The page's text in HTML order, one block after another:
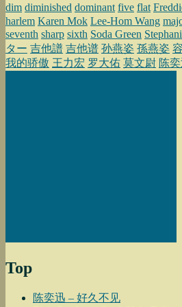
dim diminished dominant five flat
harlem Karen Mok Lee-Hom Wang
seventh sharp sixth Soda Green
ター 吉他譜 吉他谱 孙燕姿 孫燕姿
我的骄傲 王力宏 罗大佑 莫文尉 陈
Top
陈奕迅 – 好久不见